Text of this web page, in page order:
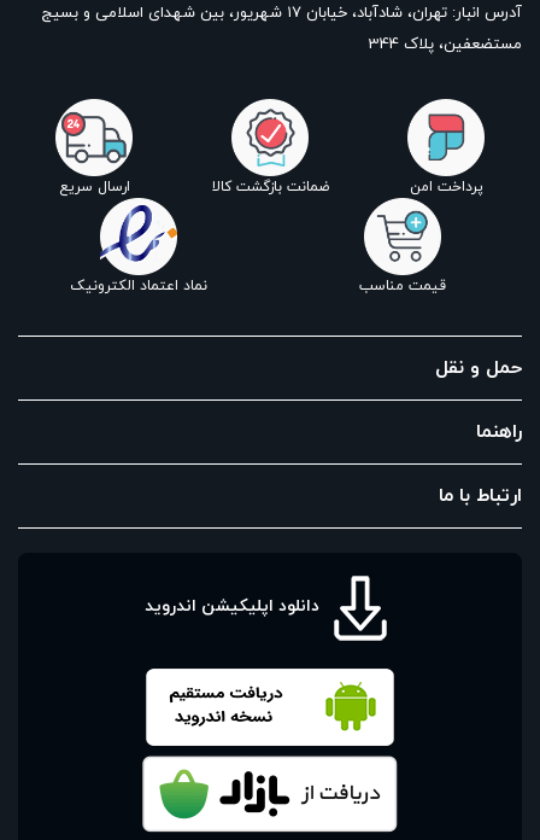
آدرس انبار: تهران، شادآباد، خیابان ١٧ شهریور، بین شهدای اسلامی و بسیج
مستضعفین، پلاک 344
پرداخت امن ضمانت بازگشت کالا ارسال سریع
قیمت مناسب نماد اعتماد الکترونیک
حمل و نقل
راهنما
ارتباط با ما
دانلود اپلیکیشن اندروید